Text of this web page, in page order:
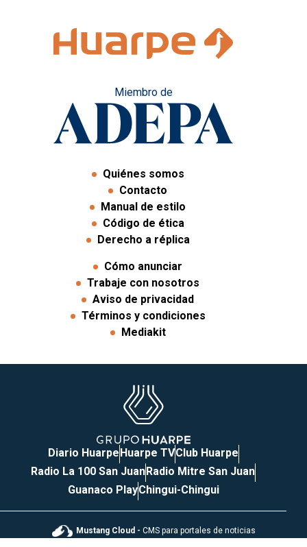
Miembro de
Quiénes somos
Contacto
Manual de estilo
Código de ética
Derecho a réplica
Cómo anunciar
Trabaje con nosotros
Aviso de privacidad
Términos y condiciones
Mediakit
Diario HuarpeHuarpe TVClub Huarpe
Radio La 100 San JuanRadio Mitre San Juan
Guanaco PlayChingui-Chingui
Mustang Cloud - CMS para portales de noticias